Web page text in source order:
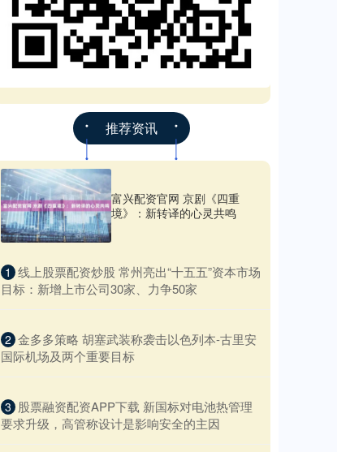
推荐资讯
富兴配资官网 京剧《四重
境》：新转译的心灵共鸣
1 ​线上股票配资炒股 常州亮出“十五五”资本市场
目标：新增上市公司30家、力争50家
2 ​金多多策略 胡塞武装称袭击以色列本-古里安
国际机场及两个重要目标
3 ​股票融资配资APP下载 新国标对电池热管理
要求升级，高管称设计是影响安全的主因